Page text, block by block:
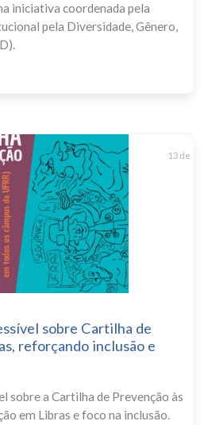
iniciativa coordenada pela
pela Diversidade, Gênero,
13 de
sobre Cartilha de
reforçando inclusão e
sobre a Cartilha de Prevenção às
em Libras e foco na inclusão.